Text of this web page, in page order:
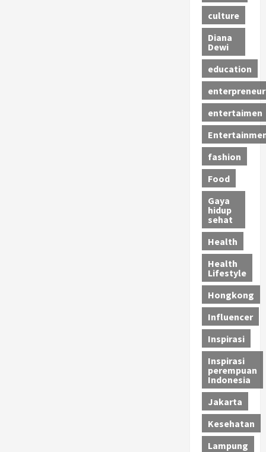
culture
Diana
Dewi
education
enterpreneur
entertaimen
fashion
Food
Gaya
hidup
sehat
Health
Health
Lifestyle
Hongkong
Influencer
Inspirasi
Inspirasi
perempuan
Indonesia
Jakarta
Kesehatan
Lampung